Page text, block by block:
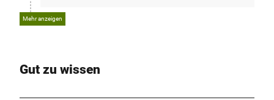
Mehr anzeigen
Gut zu wissen